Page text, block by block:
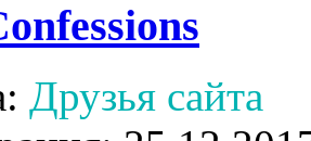
Друзья сайта